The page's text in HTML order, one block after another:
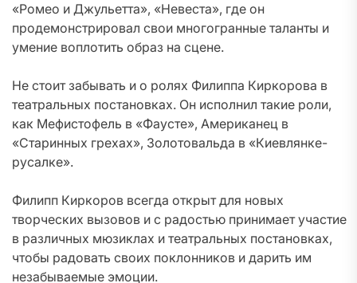
«Ромео и Джульетта», «Невеста», где он
продемонстрировал свои многогранные таланты и
умение воплотить образ на сцене.
Не стоит забывать и о ролях Филиппа Киркорова в
театральных постановках. Он исполнил такие роли,
как Мефистофель в «Фаусте», Американец в
«Старинных грехах», Золотовальда в «Киевлянке-
русалке».
Филипп Киркоров всегда открыт для новых
творческих вызовов и с радостью принимает участие
в различных мюзиклах и театральных постановках,
чтобы радовать своих поклонников и дарить им
незабываемые эмоции.